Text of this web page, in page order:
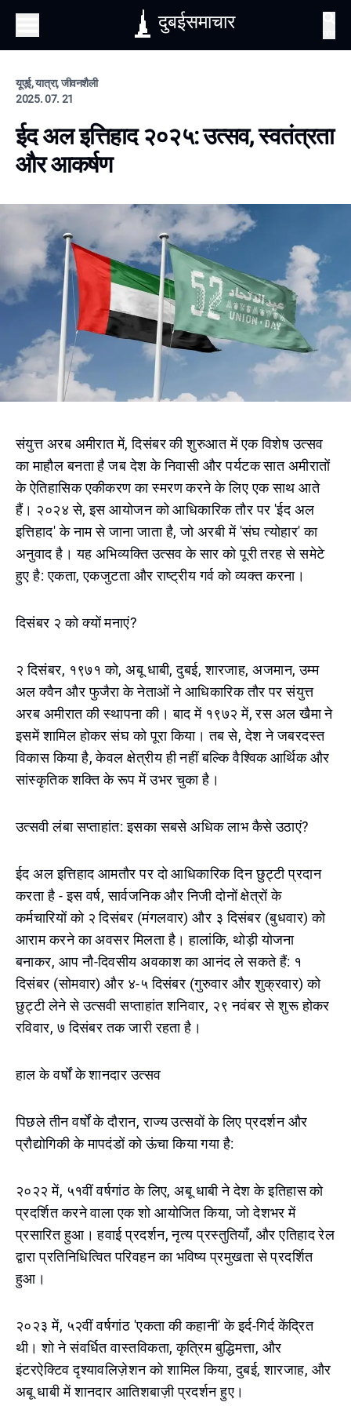
दुबईसमाचार
यूएई, यात्रा, जीवनशैली
2025. 07. 21
ईद अल इत्तिहाद २०२५: उत्सव, स्वतंत्रता
और आकर्षण
संयुत्त अरब अमीरात में, दिसंबर की शुरुआत में एक विशेष उत्सव
का माहौल बनता है जब देश के निवासी और पर्यटक सात अमीरातों
के ऐतिहासिक एकीकरण का स्मरण करने के लिए एक साथ आते
हैं। २०२४ से, इस आयोजन को आधिकारिक तौर पर 'ईद अल
इत्तिहाद' के नाम से जाना जाता है, जो अरबी में 'संघ त्योहार' का
अनुवाद है। यह अभिव्यक्ति उत्सव के सार को पूरी तरह से समेटे
हुए है: एकता, एकजुटता और राष्ट्रीय गर्व को व्यक्त करना।
दिसंबर २ को क्यों मनाएं?
२ दिसंबर, १९७१ को, अबू धाबी, दुबई, शारजाह, अजमान, उम्म
अल क्वैन और फुजैरा के नेताओं ने आधिकारिक तौर पर संयुत्त
अरब अमीरात की स्थापना की। बाद में १९७२ में, रस अल खैमा ने
इसमें शामिल होकर संघ को पूरा किया। तब से, देश ने जबरदस्त
विकास किया है, केवल क्षेत्रीय ही नहीं बल्कि वैश्विक आर्थिक और
सांस्कृतिक शक्ति के रूप में उभर चुका है।
उत्सवी लंबा सप्ताहांत: इसका सबसे अधिक लाभ कैसे उठाएं?
ईद अल इत्तिहाद आमतौर पर दो आधिकारिक दिन छुट्टी प्रदान
करता है - इस वर्ष, सार्वजनिक और निजी दोनों क्षेत्रों के
कर्मचारियों को २ दिसंबर (मंगलवार) और ३ दिसंबर (बुधवार) को
आराम करने का अवसर मिलता है। हालांकि, थोड़ी योजना
बनाकर, आप नौ-दिवसीय अवकाश का आनंद ले सकते हैं: १
दिसंबर (सोमवार) और ४-५ दिसंबर (गुरुवार और शुक्रवार) को
छुट्टी लेने से उत्सवी सप्ताहांत शनिवार, २९ नवंबर से शुरू होकर
रविवार, ७ दिसंबर तक जारी रहता है।
हाल के वर्षों के शानदार उत्सव
पिछले तीन वर्षों के दौरान, राज्य उत्सवों के लिए प्रदर्शन और
प्रौद्योगिकी के मापदंडों को ऊंचा किया गया है:
२०२२ में, ५१वीं वर्षगांठ के लिए, अबू धाबी ने देश के इतिहास को
प्रदर्शित करने वाला एक शो आयोजित किया, जो देशभर में
प्रसारित हुआ। हवाई प्रदर्शन, नृत्य प्रस्तुतियाँ, और एतिहाद रेल
द्वारा प्रतिनिधित्वित परिवहन का भविष्य प्रमुखता से प्रदर्शित
हुआ।
२०२३ में, ५२वीं वर्षगांठ 'एकता की कहानी' के इर्द-गिर्द केंद्रित
थी। शो ने संवर्धित वास्तविकता, कृत्रिम बुद्धिमत्ता, और
इंटरऐक्टिव दृश्यावलिज़ेशन को शामिल किया, दुबई, शारजाह, और
अबू धाबी में शानदार आतिशबाज़ी प्रदर्शन हुए।